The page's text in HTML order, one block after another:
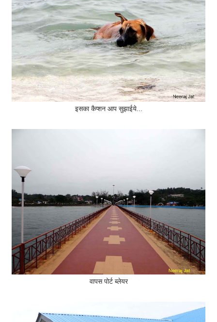
इसका कैप्शन आप सुझाईये...
वापस पोर्ट ब्लेयर